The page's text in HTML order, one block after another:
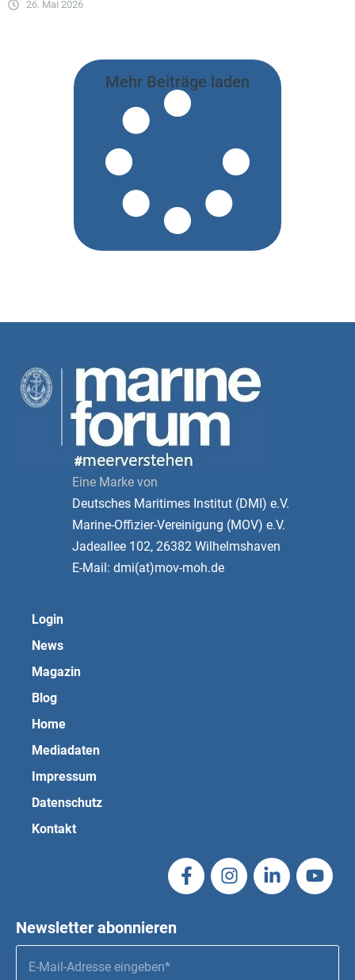
26. Mai 2026
Mehr Beiträge laden
Eine Marke von
Deutsches Maritimes Institut (DMI) e.V.
Marine-Offizier-Vereinigung (MOV) e.V.
Jadeallee 102, 26382 Wilhelmshaven
E-Mail: dmi(at)mov-moh.de
Login
News
Magazin
Blog
Home
Mediadaten
Impressum
Datenschutz
Kontakt
Newsletter abonnieren